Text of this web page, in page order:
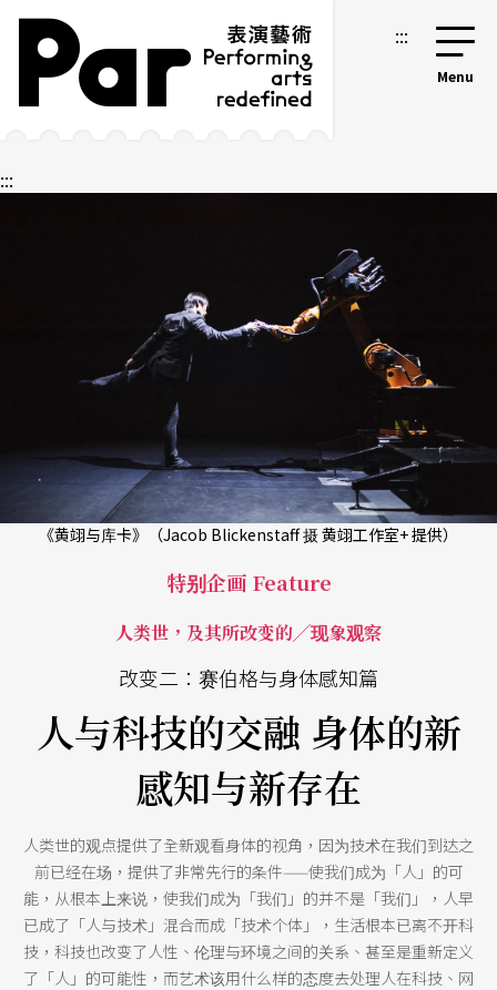
跳到主要内容区块
网站导览 :::
:::
《黄翊与库卡》（Jacob Blickenstaff 摄 黄翊工作室+ 提供）
特别企画 Feature
人类世，及其所改变的╱现象观察
改变二：赛伯格与身体感知篇
人与科技的交融 身体的新
感知与新存在
人类世的观点提供了全新观看身体的视角，因为技术在我们到达之
前已经在场，提供了非常先行的条件——使我们成为「人」的可
能，从根本上来说，使我们成为「我们」的并不是「我们」，人早
已成了「人与技术」混合而成「技术个体」，生活根本已离不开科
技，科技也改变了人性、伦理与环境之间的关系、甚至是重新定义
了「人」的可能性，而艺术该用什么样的态度去处理人在科技、网